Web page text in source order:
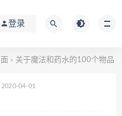
登录
> 关于魔法和药水的100个物品
2020-04-01